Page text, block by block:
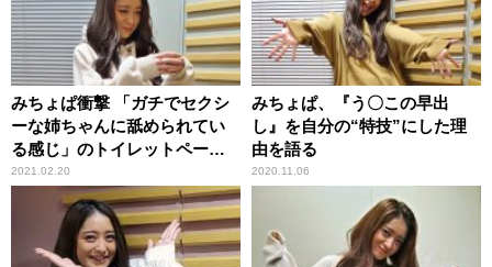
みちょぱ衝撃 「ガチでセクシ
ーな姉ちゃんに舐められてい
る感じ」のトイレットペーパ
ーイラストを目にして
2021.02.20
みちょぱ、『う〇この早出
し』を自分の“特技”にした理
由を語る
2020.11.06